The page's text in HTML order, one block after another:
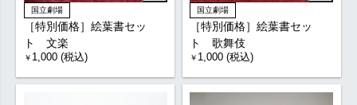
国立劇場
［特別価格］絵葉書セッ
ト 文楽
￥ 1,000 (税込)
国立劇場
［特別価格］絵葉書セッ
ト 歌舞伎
￥ 1,000 (税込)